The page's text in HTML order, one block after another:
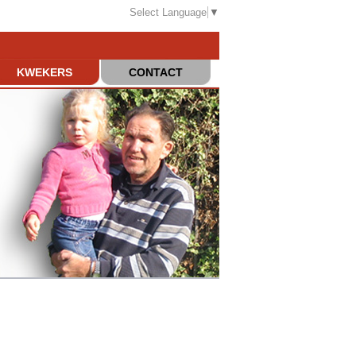
Select Language ▼
KWEKERS CONTACT